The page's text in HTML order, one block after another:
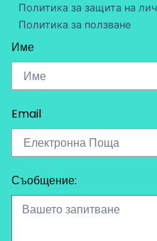
Политика за защита на
Политика за ползване
Име
Email
Съобщение: